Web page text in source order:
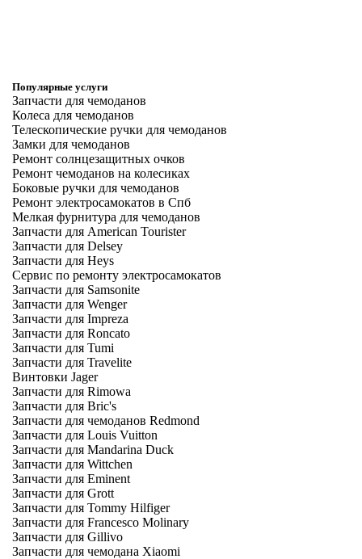
Популярные услуги
Запчасти для чемоданов
Колеса для чемоданов
Телескопические ручки для чемоданов
Замки для чемоданов
Ремонт солнцезащитных очков
Ремонт чемоданов на колесиках
Боковые ручки для чемоданов
Ремонт электросамокатов в Спб
Мелкая фурнитура для чемоданов
Запчасти для American Tourister
Запчасти для Delsey
Запчасти для Heys
Сервис по ремонту электросамокатов
Запчасти для Samsonite
Запчасти для Wenger
Запчасти для Impreza
Запчасти для Roncato
Запчасти для Tumi
Запчасти для Travelite
Винтовки Jager
Запчасти для Rimowa
Запчасти для Bric's
Запчасти для чемоданов Redmond
Запчасти для Louis Vuitton
Запчасти для Mandarina Duck
Запчасти для Wittchen
Запчасти для Eminent
Запчасти для Grott
Запчасти для Tommy Hilfiger
Запчасти для Francesco Molinary
Запчасти для Gillivo
Запчасти для чемодана Xiaomi